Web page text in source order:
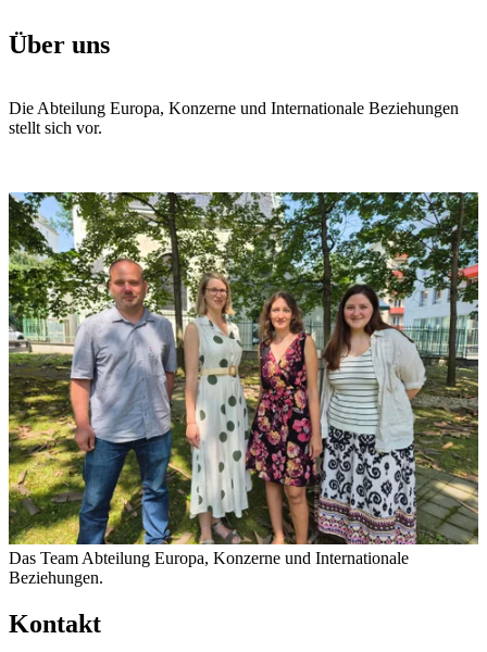
Über uns
Die Abteilung Europa, Konzerne und Internationale Beziehungen
stellt sich vor.
Das Team Abteilung Europa, Konzerne und Internationale
Beziehungen.
Kontakt